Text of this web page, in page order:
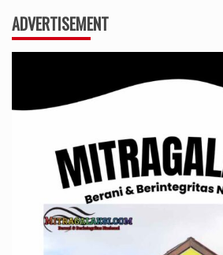
ADVERTISEMENT